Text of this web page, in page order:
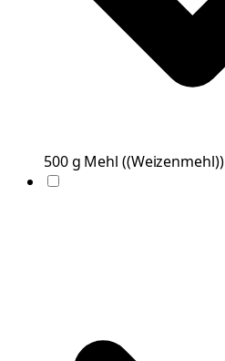
500g Mehl ((Weizenmehl))